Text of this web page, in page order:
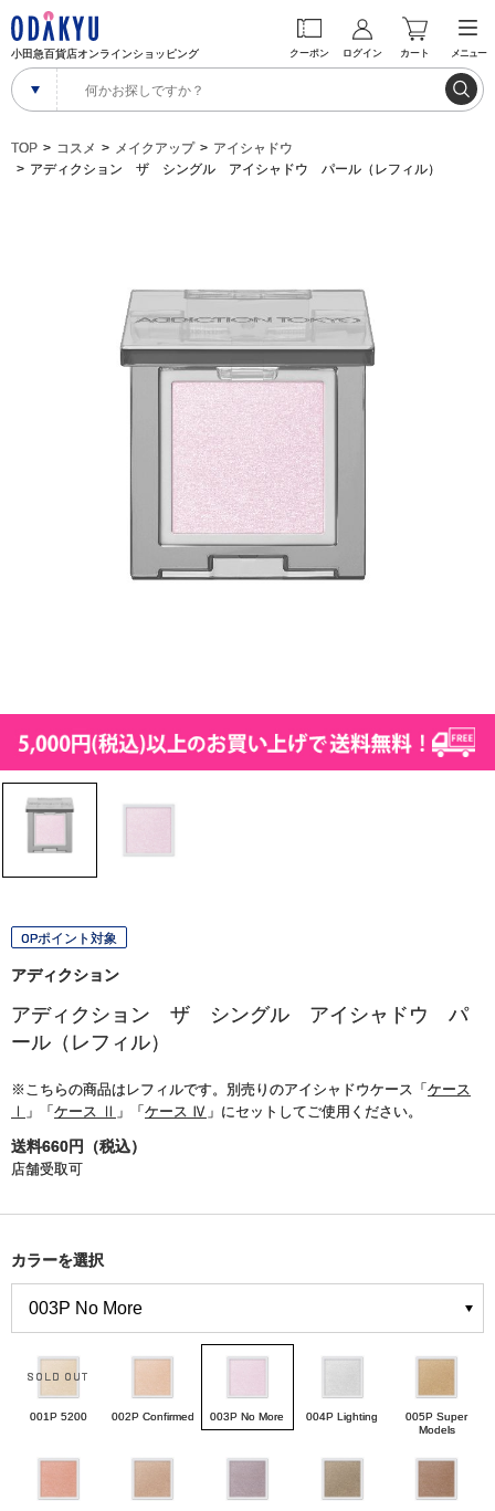
小田急百貨店オンラインショッピング クーポン ログイン カート メニュー
TOP コスメ メイクアップ
アイシャドウ
アディクション ザ シングル アイシャドウ パール（レフィル）
OPポイント対象
アディクション
アディクション ザ シングル アイシャドウ パ
ール（レフィル）
※こちらの商品はレフィルです。別売りのアイシャドウケース「 ケース
Ⅰ
」「 ケース Ⅱ 」「 ケース Ⅳ 」にセットしてご使用ください。
送料660円（税込）
店舗受取可
カラーを選択
001P 5200 002P Confirmed 003P No More 004P Lighting
005P Super
Models